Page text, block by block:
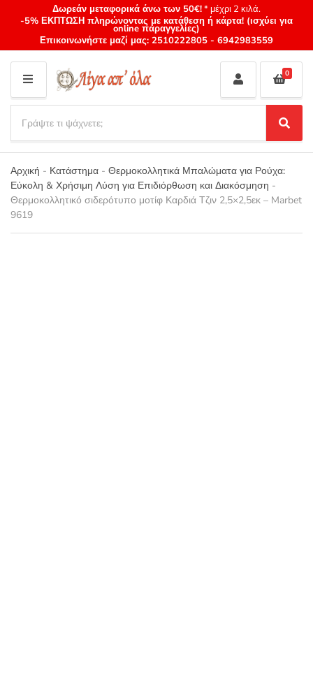
Δωρεάν μεταφορικά άνω των 50€!* μέχρι 2 κιλά.
-5% ΕΚΠΤΩΣΗ πληρώνοντας με κατάθεση ή κάρτα! (ισχύει για
online παραγγελίες)
Επικοινωνήστε μαζί μας: 2510222805 - 6942983559
M
E
N
U
Category
name
a
r
c
h
p
r
o
S
e
a
r
h
0
Αρχική - Κατάστημα - Θερμοκολλητικά Μπαλώματα για Ρούχα:
Εύκολη & Χρήσιμη Λύση για Επιδιόρθωση και Διακόσμηση -
Θερμοκολλητικό σιδερότυπο μοτίφ Καρδιά Τζιν 2,5×2,5εκ – Marbet
9619